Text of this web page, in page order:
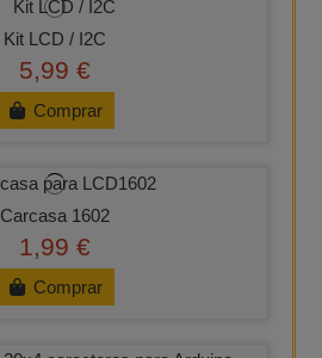
Kit LCD / I2C
5,99 €
Comprar
Carcasa 1602
1,99 €
Comprar